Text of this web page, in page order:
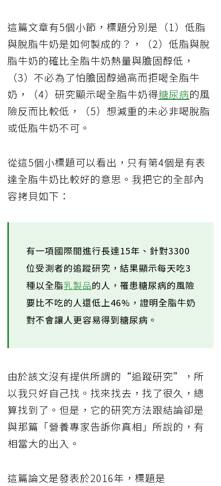
這篇文章有5個小節，標題分別是（1）低脂
與脫脂牛奶是如何製成的？，（2）低脂與脫
脂牛奶的確比全脂牛奶熱量與膽固醇低，
（3）不必為了怕膽固醇過高而拒喝全脂牛
奶，（4）研究顯示喝全脂牛奶得糖尿病的風
險反而比較低，（5）想減重的未必非喝脫脂
或低脂牛奶不可。
從這5個小標題可以看出，只有第4個是有表
達全脂牛奶比較好的意思。我把它的全部內
容拷貝如下：
有一項國際間進行長達15年、針對3300
位受測者的追蹤研究，結果顯示每天吃3
種以全脂乳製品的人，罹患糖尿病的風險
要比不吃的人還低上46%，證明全脂牛奶
對不會讓人更容易得到糖尿病。
由於該文沒有提供所謂的“追蹤研究”，所
以我只好自己找。找來找去，找了很久，總
算找到了。但是，它的研究方法跟結論卻是
與那篇「營養專家告訴你真相」所說的，有
相當大的出入。
這篇論文是發表於2016年，標題是